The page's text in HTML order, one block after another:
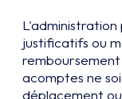
justificatifs ou
acomptes ne
déplacement